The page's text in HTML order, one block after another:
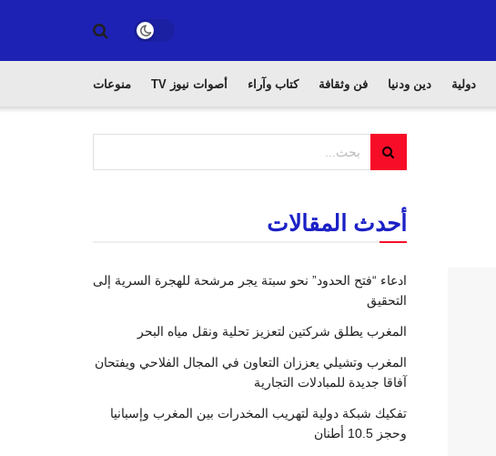
دولية دين ودنيا فن وثقافة كتاب وآراء أصوات نيوز TV منوعات
أحدث المقالات
ادعاء “فتح الحدود” نحو سبتة يجر مرشحة للهجرة السرية إلى
التحقيق
المغرب يطلق شركتين لتعزيز تحلية ونقل مياه البحر
المغرب وتشيلي يعززان التعاون في المجال الفلاحي ويفتحان
آفاقا جديدة للمبادلات التجارية
تفكيك شبكة دولية لتهريب المخدرات بين المغرب وإسبانيا
وحجز 10.5 أطنان